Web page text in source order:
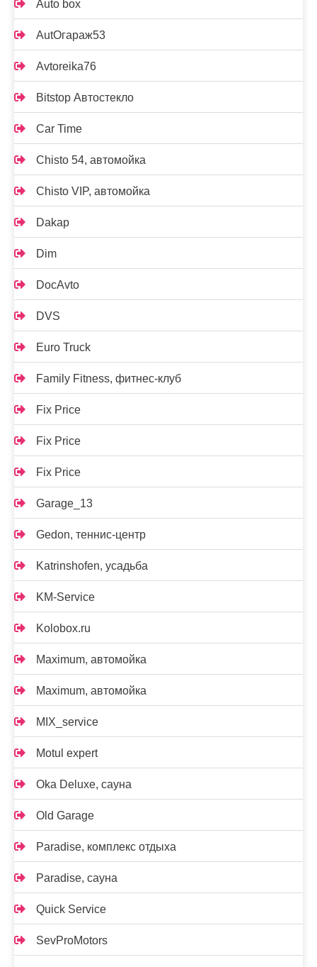
Auto box
AutOгараж53
Avtoreika76
Bitstop Автостекло
Car Time
Chisto 54, автомойка
Chisto VIP, автомойка
Dakap
Dim
DocAvto
DVS
Euro Truck
Family Fitness, фитнес-клуб
Fix Price
Fix Price
Fix Price
Garage_13
Gedon, теннис-центр
Katrinshofen, усадьба
KM-Service
Kolobox.ru
Maximum, автомойка
Maximum, автомойка
MIX_service
Motul expert
Oka Deluxe, сауна
Old Garage
Paradise, комплекс отдыха
Paradise, сауна
Quick Service
SevProMotors